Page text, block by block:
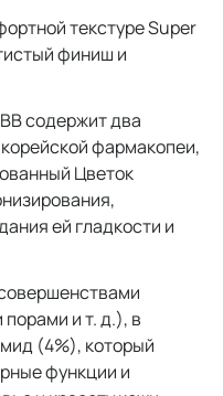
текстуре Super
финиш и
содержит два
фармакопеи,
Цветок
ей гладкости и
и т. д.), в
(4%), который
функции и